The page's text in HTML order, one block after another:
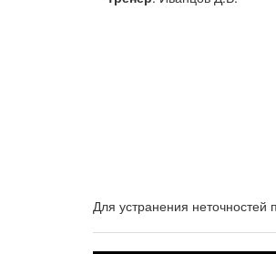
Для устранения